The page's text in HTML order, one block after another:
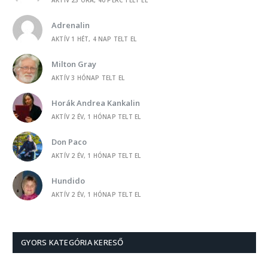
HORÁK ANDREA KANKALIN
Levendulák a szélben
HORÁK ANDREA KANKALIN
PC-élet
HORÁK ANDREA KANKALIN -
Árva Marci
HORÁK ANDREA KANKALIN
A mi kertünk
NAPFENY-
Hoztam egy szál ibolyát
Tárgyalás
Adrenalin
AKTÍV 1 HÉT, 4 NAP TELT EL
Milton Gray
AKTÍV 3 HÓNAP TELT EL
Horák Andrea Kankalin
AKTÍV 2 ÉV, 1 HÓNAP TELT EL
Don Paco
AKTÍV 2 ÉV, 1 HÓNAP TELT EL
Hundido
AKTÍV 2 ÉV, 1 HÓNAP TELT EL
AKTÍV 2 ÉV, 1 HÓNAP TELT EL
GYORS KATEGÓRIA KERESŐ